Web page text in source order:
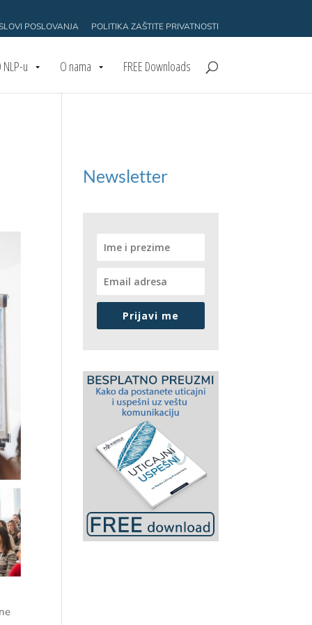
POSLOVANJA POLITIKA ZAŠTITE PRIVATNOSTI
NLP-u O nama FREE Downloads
Newsletter
Prijavi me